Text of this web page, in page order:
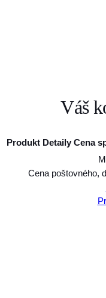
Váš
Produkty
Produkt Detaily Cena
Cena poštovného,